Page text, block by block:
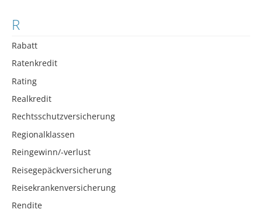
R
Rabatt
Ratenkredit
Rating
Realkredit
Rechtsschutzversicherung
Regionalklassen
Reingewinn/-verlust
Reisegepäckversicherung
Reisekrankenversicherung
Rendite